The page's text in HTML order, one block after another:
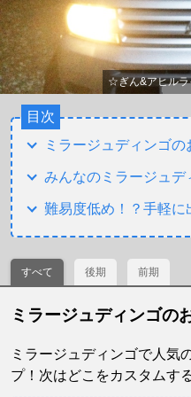
☆ぎん&アヒル
目次
ミラージュディンゴ
みんなのミラージュデ
難易度低め！？手軽に
すべて 後期 前期
ミラージュディンゴの
ミラージュディンゴで人気
プ！次はどこをカスタムす